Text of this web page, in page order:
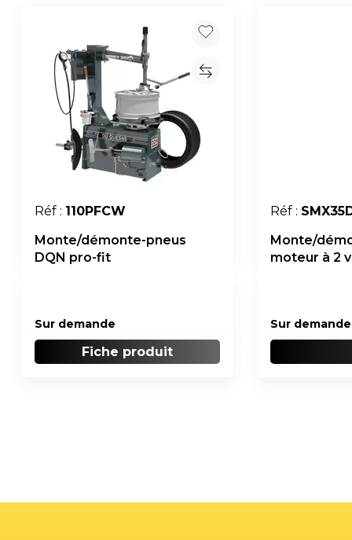
Réf : 110PFCW
Monte/démonte-pneus
DQN pro-fit
Sur demande
Fiche produit
Réf :
Monte/
moteur à 2
Sur demande